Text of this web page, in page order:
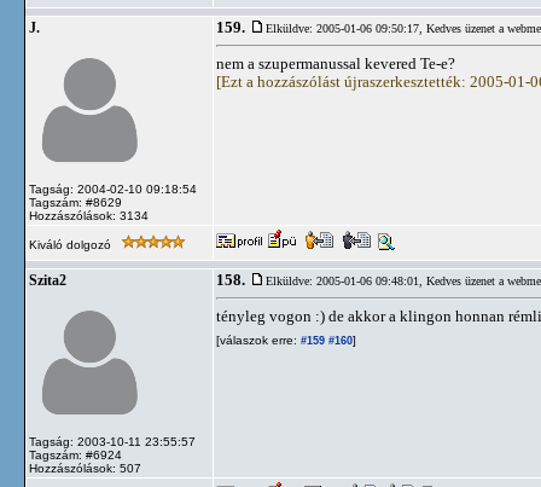
J.
Tagság: 2004-02-10 09:18:54
Tagszám: #8629
Hozzászólások: 3134
159. Elküldve: 2005-01-06 09:50:17, Kedves üzenet a
nem a szupermanussal kevered Te-e?
[Ezt a hozzászólást újraszerkesztették: 2005-01-
Kiváló dolgozó
Szita2
Tagság: 2003-10-11 23:55:57
Tagszám: #6924
Hozzászólások: 507
158. Elküldve: 2005-01-06 09:48:01, Kedves üzenet a
tényleg vogon :) de akkor a klingon honnan
[válaszok erre: #159 #160]